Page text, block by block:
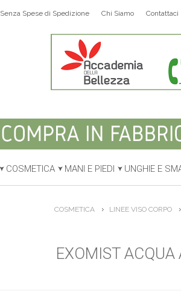
Senza Spese di Spedizione Chi Siamo Contattaci
COSMETICA MANI E PIEDI UNGHIE E
COSMETICA LINEE VISO CORPO
EXOMIST